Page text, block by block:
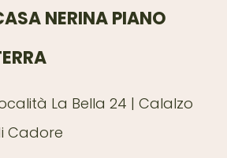
NERINA PIANO
La Bella 24 | Calalzo
Cadore